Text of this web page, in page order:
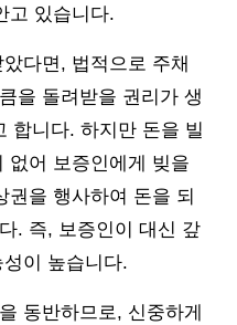
고 있습니다.
다면, 법적으로 주채
을 돌려받을 권리가 생
합니다. 하지만 돈을 빌
없어 보증인에게 빚을
권을 행사하여 돈을 되
. 즉, 보증인이 대신 갚
이 높습니다.
동반하므로, 신중하게